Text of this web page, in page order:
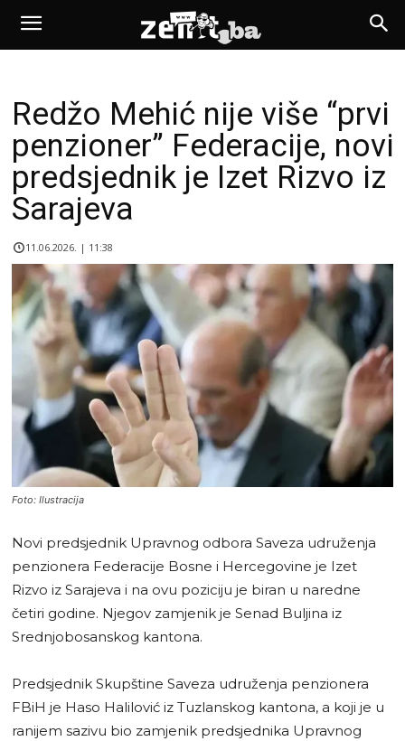
Redžo Mehić nije više “prvi
penzioner” Federacije, novi
predsjednik je Izet Rizvo iz
Sarajeva
11.06.2026. | 11:38
Foto: Ilustracija
Novi predsjednik Upravnog odbora Saveza udruženja
penzionera Federacije Bosne i Hercegovine je Izet
Rizvo iz Sarajeva i na ovu poziciju je biran u naredne
četiri godine. Njegov zamjenik je Senad Buljina iz
Srednjobosanskog kantona.
Predsjednik Skupštine Saveza udruženja penzionera
FBiH je Haso Halilović iz Tuzlanskog kantona, a koji je u
ranijem sazivu bio zamjenik predsjednika Upravnog